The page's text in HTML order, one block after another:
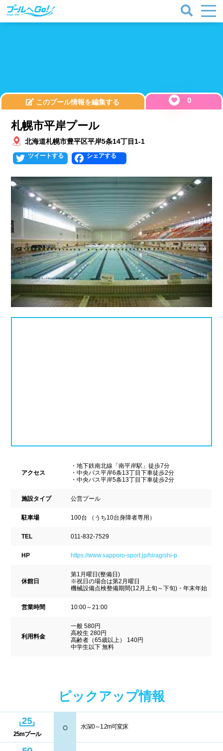
このプール情報を編集する 0
札幌市平岸プール
北海道札幌市豊平区平岸5条14丁目1-1
Twitter
アクセス
・地下鉄南北線「南平岸駅」徒歩7分
・中央バス平岸6条13丁目下車徒歩2分
・中央バス平岸5条13丁目下車徒歩2分
施設タイプ 公営プール
駐車場 100台 （うち10台身障者専用）
TEL 011-832-7529
HP https://www.sapporo-sport.jp/hiragishi-p
休館日
第1月曜日(整備日)
※祝日の場合は第2月曜日
機械設備点検整備期間(12月上旬～下旬)・年末年始
営業時間 10:00～21:00
利用料金
一般 580円
高校生 280円
高齢者（65歳以上） 140円
中学生以下 無料
ピックアップ情報
25mプール
○ 水深0～1.2m可変床
北海道、東北
北海道 青森県 岩手県
宮城県 秋田県 山形県
福島県
富山県 石川県
山梨県 長野県
東海
京都府
奈良県
鳥取県 島根県 岡山県
広島県
プールタイプ
25mプール 50mプール
幼児用プール 流れるプール
温水プール 屋内プール
屋外プール スライダー
ナイトプール スポーツジム
ホテル 学校施設
スパリゾート
ジャグジー 採暖室
サウナ シャワーブース
観覧席
キャッシュレス決済 多目的トイレ
バリアフリー ウォシュレット
喫煙スペース